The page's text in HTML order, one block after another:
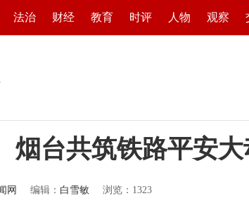
法治 财经 教育 时评 人物 观察
烟台共筑铁路平安大
网 编辑： 白雪敏 浏览： 1323